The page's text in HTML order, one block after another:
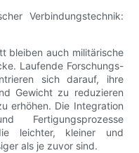
Verbindungstechnik:
bleiben auch militärische
Laufende Forschungs-
sich darauf, ihre
Gewicht zu reduzieren
erhöhen. Die Integration
Fertigungsprozesse
leichter, kleiner und
als je zuvor sind.